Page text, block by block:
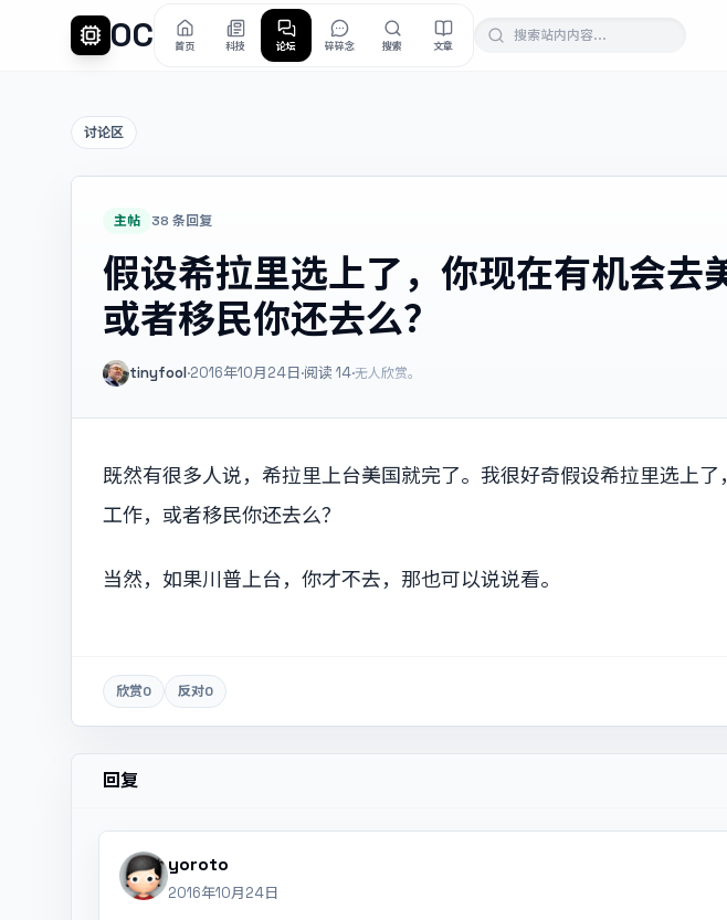
OC 首页 科技 论坛 碎碎念 搜索 文章
讨论区
主帖 38 条回复
假设希拉里选上了，你现在有机会去
或者移民你还去么？
tinyfool·2016年10月24日·阅读 14·无人欣赏。
既然有很多人说，希拉里上台美国就完了。我很好奇假设希拉里选上
工作，或者移民你还去么？
当然，如果川普上台，你才不去，那也可以说说看。
欣赏0 反对0
回复
yoroto
2016年10月24日